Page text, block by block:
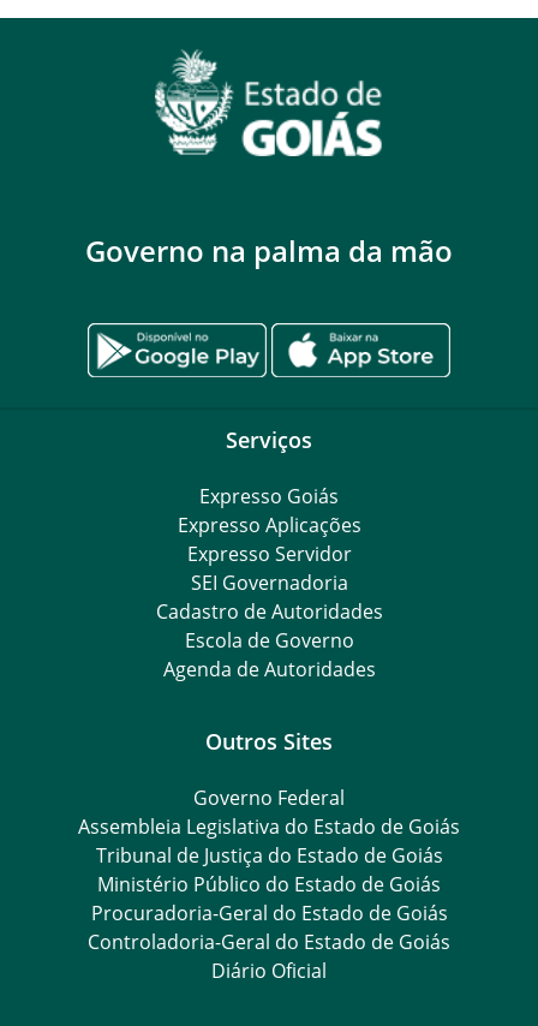
Governo na palma da mão
Serviços
Expresso Goiás
Expresso Aplicações
Expresso Servidor
SEI Governadoria
Cadastro de Autoridades
Escola de Governo
Agenda de Autoridades
Outros Sites
Governo Federal
Assembleia Legislativa do Estado de Goiás
Tribunal de Justiça do Estado de Goiás
Ministério Público do Estado de Goiás
Procuradoria-Geral do Estado de Goiás
Controladoria-Geral do Estado de Goiás
Diário Oficial